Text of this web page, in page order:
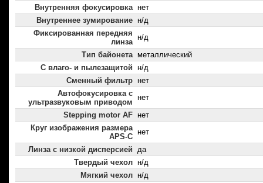
Внутренняя фокусировка нет
Внутреннее зумирование н/д
Фиксированная передняя
линза
н/д
Тип байонета металлический
С влаго- и пылезащитой н/д
Сменный фильтр нет
Автофокусировка с
ультразвуковым приводом
нет
Stepping motor AF нет
Круг изображения размера
APS-C
нет
Линза с низкой дисперсией да
Твердый чехол н/д
Мягкий чехол н/д